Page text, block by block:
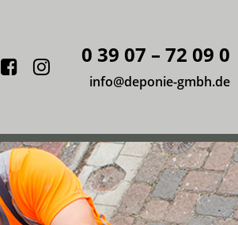
Facebook
Instagram
0 39 07 – 72 09 0
info@deponie-gmbh.de